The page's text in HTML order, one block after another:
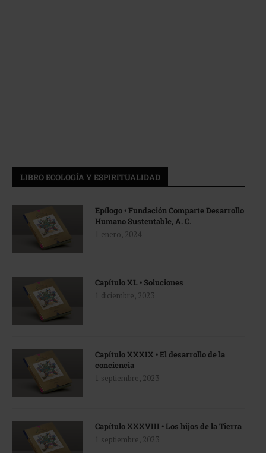
LIBRO ECOLOGÍA Y ESPIRITUALIDAD
Epílogo • Fundación Comparte Desarrollo
Humano Sustentable, A. C.
1 enero, 2024
Capítulo XL • Soluciones
1 diciembre, 2023
Capítulo XXXIX • El desarrollo de la
conciencia
1 septiembre, 2023
Capítulo XXXVIII • Los hijos de la Tierra
1 septiembre, 2023